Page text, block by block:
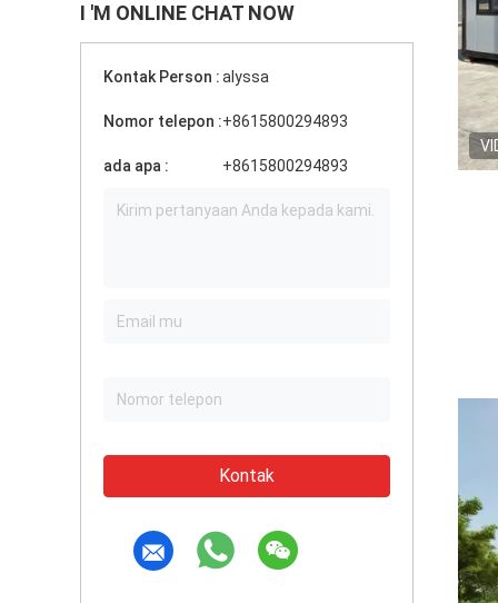
I 'M ONLINE CHAT NOW
Kontak Person :alyssa
Nomor telepon :+8615800294893
ada apa : +8615800294893
Kontak